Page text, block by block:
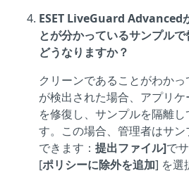
ESET LiveGuard Advanced
とが分かっているサンプル
どうなりますか？
クリーンであることがわか
が検出された場合、アプリ
を修復し、サンプルを隔離
す。この場合、管理者はサ
できます： 提出ファイル]で
[ポリシーに除外を追加] を選